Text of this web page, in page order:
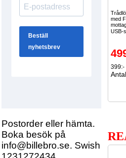
Postorder eller hämta.
Boka besök på
info@billebro.se. Swish
med
USB-
399:-
Antal